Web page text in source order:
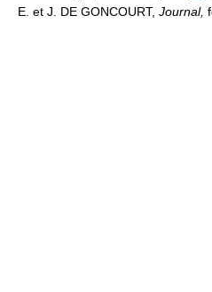
E. et J. DE GONCOURT, Journal,